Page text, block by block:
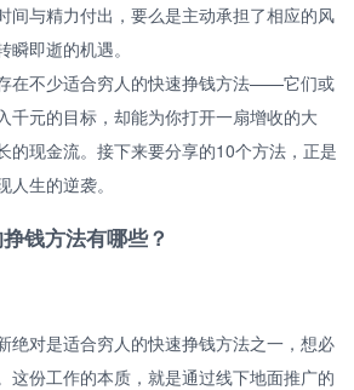
间与精力付出，要么是主动承担了相应的风
即逝的机遇。
在不少适合穷人的快速挣钱方法——它们或
千元的目标，却能为你打开一扇增收的大
的现金流。接下来要分享的10个方法，正是
生的逆袭。
钱方法有哪些？
绝对是适合穷人的快速挣钱方法之一，想必
这份工作的本质，就是通过线下地面推广的